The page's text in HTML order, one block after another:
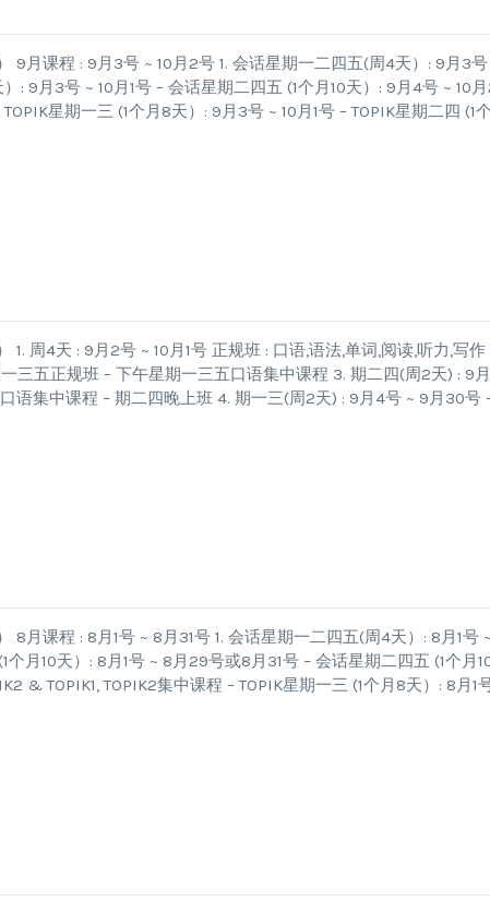
9月课程 : 9月3号 ~ 10月2号 1. 会话星期一二四五(周4天）: 9月3号
: 9月3号 ~ 10月1号 – 会话星期二四五 (1个月10天）: 9月4号 ~ 10
星期一三 (1个月8天）: 9月3号 ~ 10月1号 – TOPIK星期二四 (1
周4天 : 9月2号 ~ 10月1号 正规班 : 口语,语法,单词,阅读,听力,写作
三五正规班 – 下午星期一三五口语集中课程 3. 期二四(周2天) : 9
语集中课程 – 期二四晚上班 4. 期一三(周2天) : 9月4号 ~ 9月30号
月课程 : 8月1号 ~ 8月31号 1. 会话星期一二四五(周4天）: 8月1号
月10天）: 8月1号 ~ 8月29号或8月31号 – 会话星期二四五 (1个月
& TOPIK1, TOPIK2集中课程 – TOPIK星期一三 (1个月8天）: 8月1